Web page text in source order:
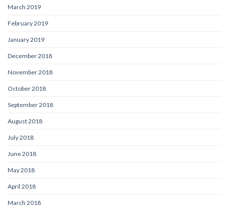
March 2019
February 2019
January 2019
December 2018
November 2018
October 2018
September 2018
August 2018
July 2018
June 2018
May 2018
April 2018
March 2018